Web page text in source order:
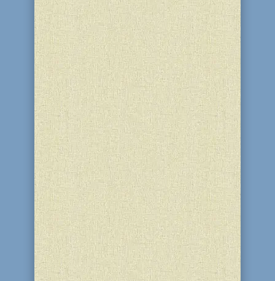
освітянської спільноти є підтримка
обдарованих дітей, інвестиція в
майбутнє нашої України. Організація
навчально-виховного процесу в НВК
«Ор-Авнер» надає можливість...